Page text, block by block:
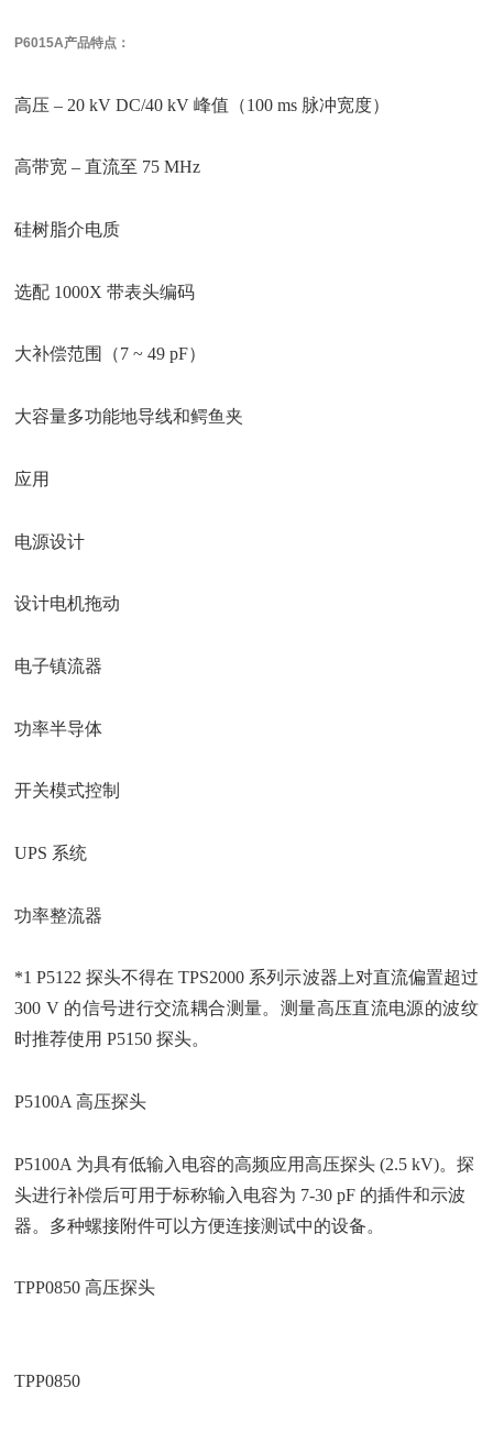
P6015A产品特点：
高压 – 20 kV DC/40 kV 峰值（100 ms 脉冲宽度）
高带宽 – 直流至 75 MHz
硅树脂介电质
选配 1000X 带表头编码
大补偿范围（7 ~ 49 pF）
大容量多功能地导线和鳄鱼夹
应用
电源设计
设计电机拖动
电子镇流器
功率半导体
开关模式控制
UPS 系统
功率整流器
*1 P5122 探头不得在 TPS2000 系列示波器上对直流偏置超过
300 V 的信号进行交流耦合测量。测量高压直流电源的波纹
时推荐使用 P5150 探头。
P5100A 高压探头
P5100A 为具有低输入电容的高频应用高压探头 (2.5 kV)。探
头进行补偿后可用于标称输入电容为 7-30 pF 的插件和示波
器。多种螺接附件可以方便连接测试中的设备。
TPP0850 高压探头
TPP0850